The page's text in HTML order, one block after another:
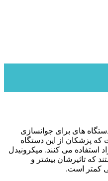
های برای جوانسازی
پزشکان از این دستگاه
استفاده می کنند. میکرونیدل
که تاثیرشان بیشتر و
کمتر است.